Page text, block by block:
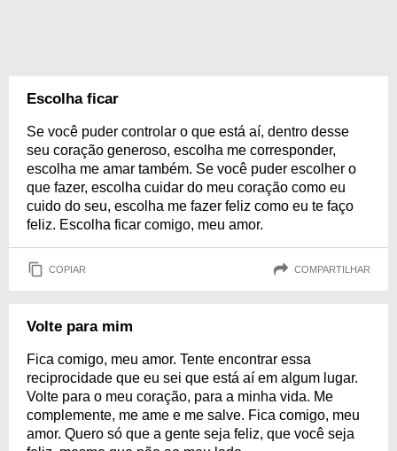
Escolha ficar
Se você puder controlar o que está aí, dentro desse
seu coração generoso, escolha me corresponder,
escolha me amar também. Se você puder escolher o
que fazer, escolha cuidar do meu coração como eu
cuido do seu, escolha me fazer feliz como eu te faço
feliz. Escolha ficar comigo, meu amor.
COPIAR COMPARTILHAR
Volte para mim
Fica comigo, meu amor. Tente encontrar essa
reciprocidade que eu sei que está aí em algum lugar.
Volte para o meu coração, para a minha vida. Me
complemente, me ame e me salve. Fica comigo, meu
amor. Quero só que a gente seja feliz, que você seja